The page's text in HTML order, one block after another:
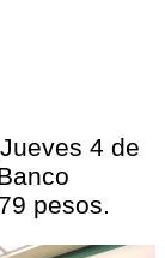
4 de
pesos.